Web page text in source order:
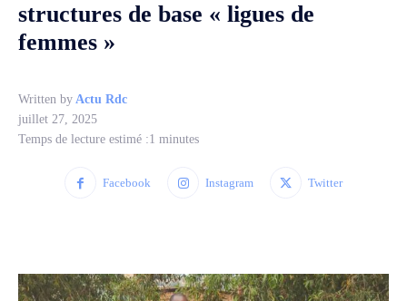
structures de base « ligues de
femmes »
Written by Actu Rdc
juillet 27, 2025
Temps de lecture estimé :1 minutes
Facebook Instagram Twitter